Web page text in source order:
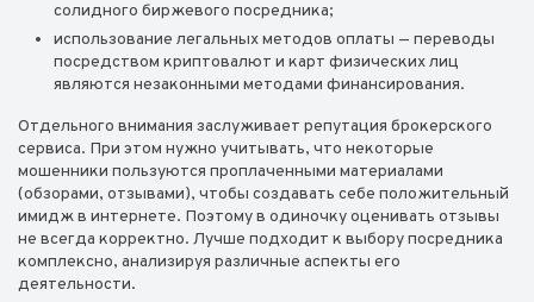
солидного биржевого посредника;
использование легальных методов оплаты — переводы
посредством криптовалют и карт физических лиц
являются незаконными методами финансирования.
Отдельного внимания заслуживает репутация брокерского
сервиса. При этом нужно учитывать, что некоторые
мошенники пользуются проплаченными материалами
(обзорами, отзывами), чтобы создавать себе положительный
имидж в интернете. Поэтому в одиночку оценивать отзывы
не всегда корректно. Лучше подходит к выбору посредника
комплексно, анализируя различные аспекты его
деятельности.